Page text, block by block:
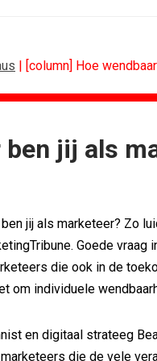
| [column] Hoe
ben jij als
jij als marketeer? Zo
Goede vraag
die ook in de
om individuele
en digitaal strateeg
die de vele
voor Ster...
blijft...
RTV